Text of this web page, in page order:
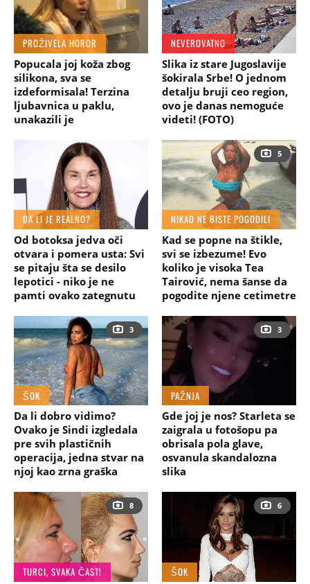
PROŽIVELA HOROR
Popucala joj koža zbog
silikona, sva se
izdeformisala! Terzina
ljubavnica u paklu,
unakazili je
NEVEROVATNO
Slika iz stare Jugoslavije
šokirala Srbe! O jednom
detalju bruji ceo region,
ovo je danas nemoguće
videti! (FOTO)
DA LI JE REALNO?
Od botoksa jedva oči
otvara i pomera usta: Svi
se pitaju šta se desilo
lepotici - niko je ne
pamti ovako zategnutu
5
NIKAD NE BISTE POGODILI
Kad se popne na štikle,
svi se izbezume! Evo
koliko je visoka Tea
Tairović, nema šanse da
pogodite njene cetimetre
3
ŠOK
Da li dobro vidimo?
Ovako je Sindi izgledala
pre svih plastičnih
operacija, jedna stvar na
njoj kao zrna graška
3
PAŽNJA
Gde joj je nos? Starleta se
zaigrala u fotošopu pa
obrisala pola glave,
osvanula skandalozna
slika
8
TURCI, SVAKA ČAST!
6
ŠOK